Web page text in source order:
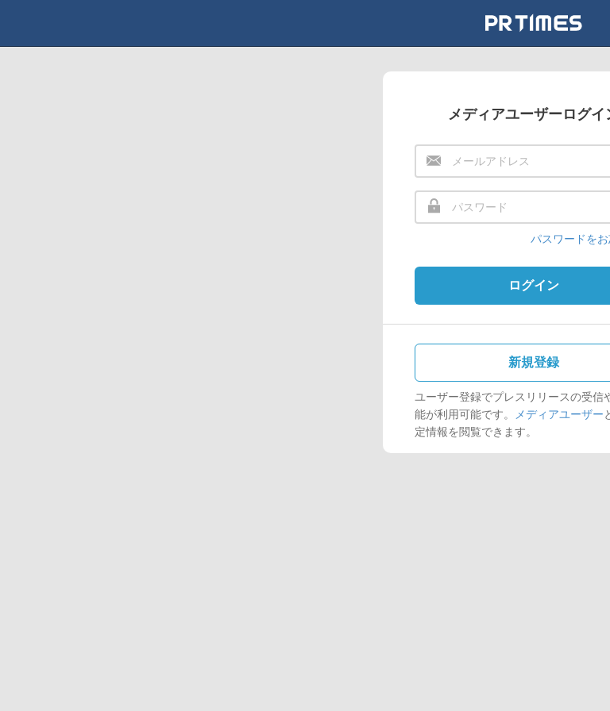
メディアユーザーログイ
パスワードを
ログイン
新規登録
ユーザー登録でプレスリリースの受信
能が利用可能です。
メディアユーザー
定情報を閲覧できます。